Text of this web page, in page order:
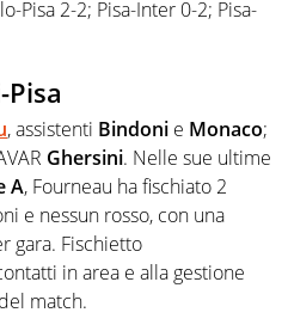
Pisa 2-2; Pisa-Inter 0-2; Pisa-
Pisa
, assistenti Bindoni e Monaco;
Ghersini. Nelle sue ultime
A, Fourneau ha fischiato 2
e nessun rosso, con una
gara. Fischietto
in area e alla gestione
match.